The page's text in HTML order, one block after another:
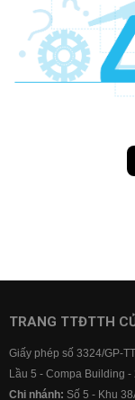
TRANG TTĐTTH
Giấy phép số 3324/GP-
Lầu 5 - Compa Building
Chi nhánh: Số 5 - Khu